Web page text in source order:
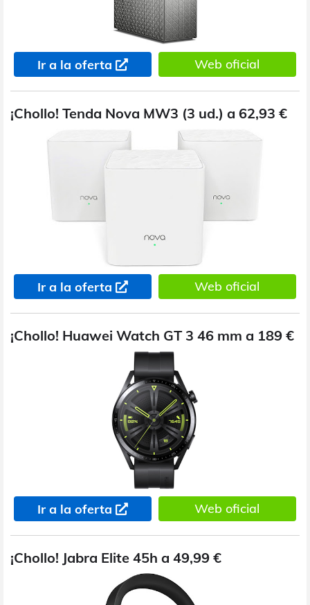
Ir a la oferta Web oficial
¡Chollo! Tenda Nova MW3 (3 ud.) a 62,93 €
Ir a la oferta Web oficial
¡Chollo! Huawei Watch GT 3 46 mm a 189 €
Ir a la oferta Web oficial
¡Chollo! Jabra Elite 45h a 49,99 €